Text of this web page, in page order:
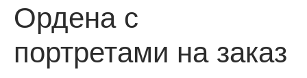
Ордена с
портретами на заказ